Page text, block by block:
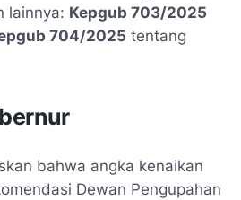
lainnya: Kepgub 703/2025
704/2025 tentang
bahwa angka kenaikan
Dewan Pengupahan